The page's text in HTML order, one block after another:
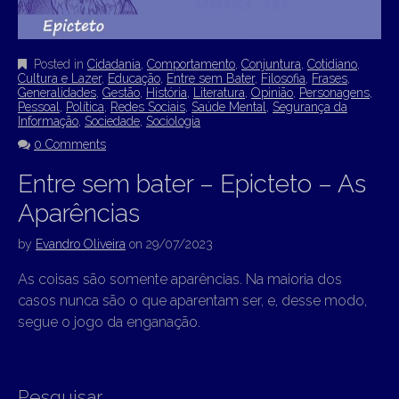
Posted in Cidadania Comportamento Conjuntura Cotidiano
Cultura e Lazer, Educação Entre sem Bater, Filosofia Frases
Generalidades Gestão História Literatura Opinião Personagens
Pessoal
Política Redes Sociais Saúde Mental
Segurança da
Informação Sociedade Sociologia
0 Comments
Entre sem bater – Epicteto – As
Aparências
by Evandro Oliveira on 29/07/2023
As coisas são somente aparências. Na maioria dos
casos nunca são o que aparentam ser, e, desse modo,
segue o jogo da enganação.